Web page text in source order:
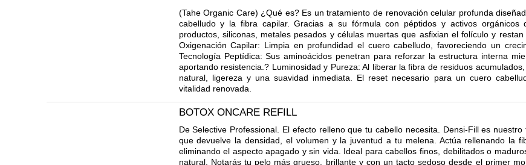
(Tahe Organic Care) ¿Qué es? Es un tratamiento de renovación celular profunda
cabelludo y la fibra capilar. Gracias a su fórmula con péptidos y activos orgánicos
productos, siliconas, metales pesados y células muertas que asfixian el folículo y
Oxigenación Capilar: Limpia en profundidad el cuero cabelludo, favoreciendo un
Tecnología Peptídica: Sus aminoácidos penetran para reforzar la estructura interna
aportando resistencia.? Luminosidad y Pureza: Al liberar la fibra de residuos
natural, ligereza y una suavidad inmediata. El reset necesario para un cuero
vitalidad renovada.
BOTOX ONCARE REFILL
De Selective Professional. El efecto relleno que tu cabello necesita. Densi-Fill es
que devuelve la densidad, el volumen y la juventud a tu melena. Actúa rellenando la
eliminando el aspecto apagado y sin vida. Ideal para cabellos finos, debilitados o
natural. Notarás tu pelo más grueso, brillante y con un tacto sedoso desde el primer